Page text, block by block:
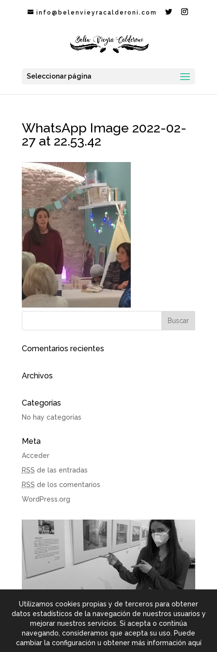
Utilizamos cookies propias y de terceros para obtener
datos estadísticos de la navegación de nuestros usuarios y
mejorar nuestros servicios. Si acepta o continúa
navegando, consideramos que acepta su uso. Puede
cambiar la configuración u obtener más información aquí
info@belenvieyracalderoni.com
Seleccionar página
WhatsApp Image 2022-02-
27 at 22.53.42
Comentarios recientes
Archivos
Categorías
No hay categorías
Meta
Acceder
RSS de las entradas
RSS de los comentarios
WordPress.org
© Copyright 2025 Belén Vieyra Calderoni- Todos los